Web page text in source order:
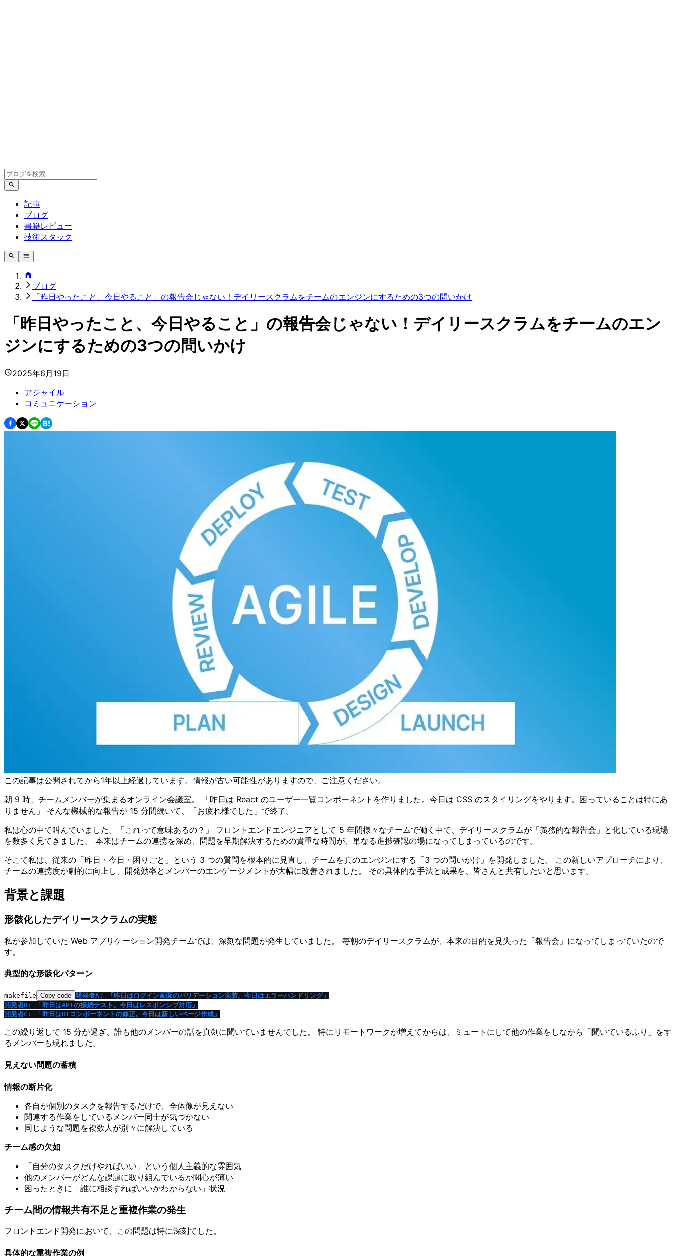
記事
ブログ
書籍レビュー
技術スタック
ブログ
「昨日やったこと、今日やること」の報告会じゃない！デイリースクラムをチームのエンジンにするための3つの問いかけ
「昨日やったこと、今日やること」の報告会じゃない！デイリースクラムをチームのエン
ジンにするための3つの問いかけ
2025年6月19日
アジャイル
コミュニケーション
この記事は公開されてから1年以上経過しています。情報が古い可能性がありますので、ご注意ください。
朝 9 時、チームメンバーが集まるオンライン会議室。 「昨日は React のユーザー一覧コンポーネントを作りました。今日は CSS のスタイリングをやります。困っていることは特にあ
りません」 そんな機械的な報告が 15 分間続いて、「お疲れ様でした」で終了。
私は心の中で叫んでいました。「これって意味あるの？」 フロントエンドエンジニアとして 5 年間様々なチームで働く中で、デイリースクラムが「義務的な報告会」と化している現場
を数多く見てきました。 本来はチームの連携を深め、問題を早期解決するための貴重な時間が、単なる進捗確認の場になってしまっているのです。
そこで私は、従来の「昨日・今日・困りごと」という 3 つの質問を根本的に見直し、チームを真のエンジンにする「3 つの問いかけ」を開発しました。 この新しいアプローチにより、
チームの連携度が劇的に向上し、開発効率とメンバーのエンゲージメントが大幅に改善されました。 その具体的な手法と成果を、皆さんと共有したいと思います。
背景と課題
形骸化したデイリースクラムの実態
私が参加していた Web アプリケーション開発チームでは、深刻な問題が発生していました。 毎朝のデイリースクラムが、本来の目的を見失った「報告会」になってしまっていたので
す。
典型的な形骸化パターン
makefile Copy code
開発者A: 「昨日はログイン画面のバリデーション実装。今日はエラーハンドリング」
開発者B: 「昨日はAPIの接続テスト。今日はレスポンシブ対応」
開発者C: 「昨日はUIコンポーネントの修正。今日は新しいページ作成」
この繰り返しで 15 分が過ぎ、誰も他のメンバーの話を真剣に聞いていませんでした。 特にリモートワークが増えてからは、ミュートにして他の作業をしながら「聞いているふり」をす
るメンバーも現れました。
見えない問題の蓄積
情報の断片化
各自が個別のタスクを報告するだけで、全体像が見えない
関連する作業をしているメンバー同士が気づかない
同じような問題を複数人が別々に解決している
チーム感の欠如
「自分のタスクだけやればいい」という個人主義的な雰囲気
他のメンバーがどんな課題に取り組んでいるか関心が薄い
困ったときに「誰に相談すればいいかわからない」状況
チーム間の情報共有不足と重複作業の発生
フロントエンド開発において、この問題は特に深刻でした。
具体的な重複作業の例